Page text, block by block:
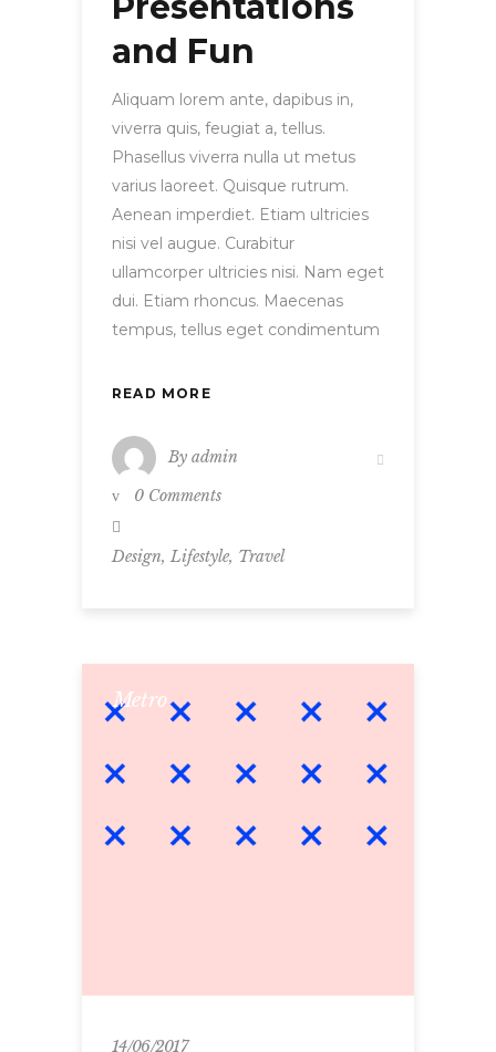
and Fun
Aliquam lorem ante, dapibus in,
viverra quis, feugiat a, tellus.
Phasellus viverra nulla ut metus
varius laoreet. Quisque rutrum.
Aenean imperdiet. Etiam ultricies
nisi vel augue. Curabitur
ullamcorper ultricies nisi. Nam eget
dui. Etiam rhoncus. Maecenas
tempus, tellus eget condimentum
READ MORE
By admin
0 Comments
Design,Lifestyle, Travel
Metro
14/06/2017